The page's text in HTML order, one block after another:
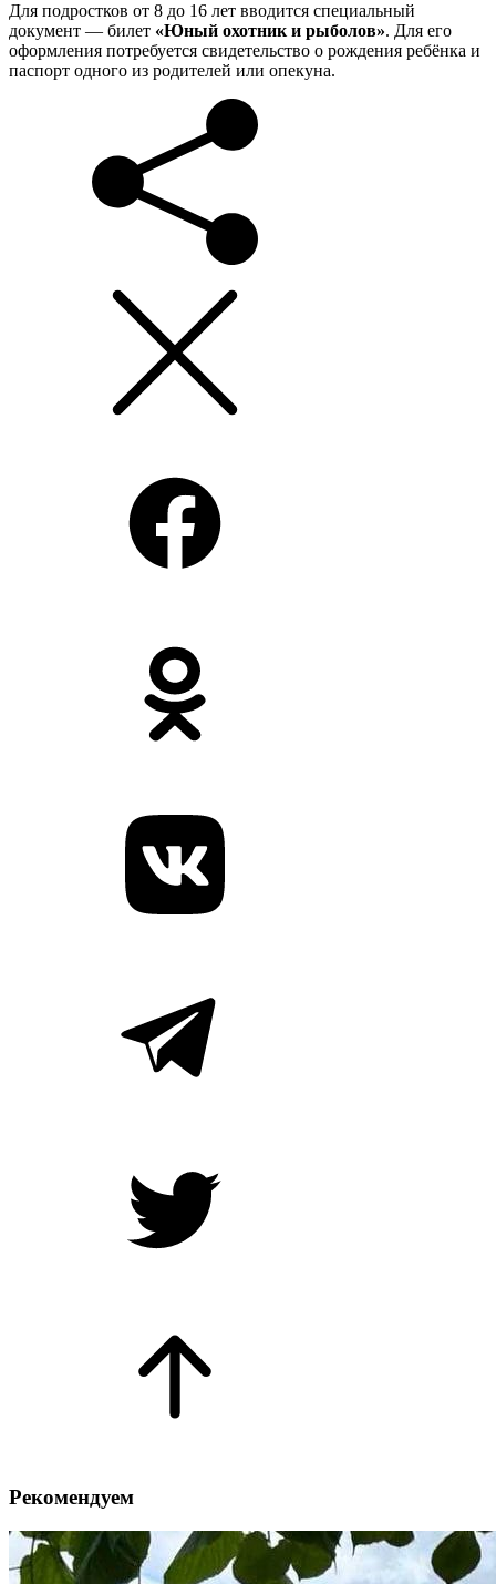
Для подростков от 8 до 16 лет вводится специальный
документ — билет «Юный охотник и рыболов». Для его
оформления потребуется свидетельство о рождения ребёнка и
паспорт одного из родителей или опекуна.
Рекомендуем